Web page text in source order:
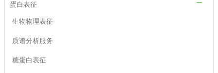
蛋白表征
生物物理表征
质谱分析服务
糖蛋白表征